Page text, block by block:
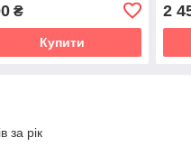
₴
Купити
2
за рік